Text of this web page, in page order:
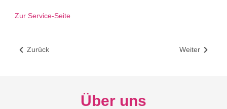
Zur Service-Seite
Zurück Weiter
Über uns